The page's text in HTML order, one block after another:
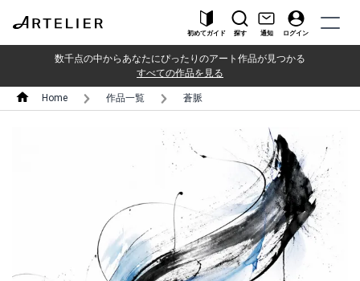
初めてガイド 探す 通知 ログイン
数千点の中からあなたにぴったりのアート作品が見つかる
すべての作品を見る
Home 作品一覧 蒼脈